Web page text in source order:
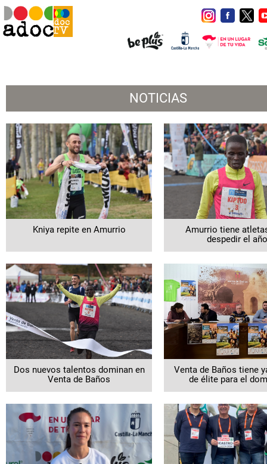
NOTICIAS
Kniya repite en Amurrio
Amurrio tiene
despedir el año
Dos nuevos talentos dominan en
Venta de Baños
Venta de Baños tiene
de élite para el